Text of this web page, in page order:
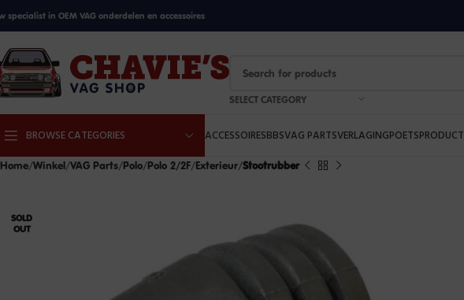
specialist in OEM VAG onderdelen en accessoires
SELECT CATEGORY
BROWSE CATEGORIES ACCESSOIRESBBSVAG PARTSVERLAGING
Home Winkel VAG Parts Polo Polo 2/2F Exterieur Stootrubber
SOLD
OUT